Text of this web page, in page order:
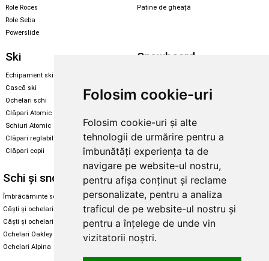
Folosim cookie-uri
Folosim cookie-uri și alte
tehnologii de urmărire pentru a
îmbunătăți experiența ta de
navigare pe website-ul nostru,
pentru afișa conținut și reclame
personalizate, pentru a analiza
traficul de pe website-ul nostru și
pentru a înțelege de unde vin
vizitatorii noștri.
Role Roces
Role Seba
Powerslide
Patine de gheață
Ski
Echipament ski
Cască ski
Ochelari schi
Clăpari Atomic
Schiuri Atomic
Clăpari reglabili
Clăpari copii
Snowboard
Echipament snowboard
Legături Rome SDS
Skate & longboard
Santa Cruz
Enuff Skateboards
Schi și snowboard
Îmbrăcăminte schi și snowboard
Căști și ochelari de iarnă
Căști și ochelari Alpina
Ochelari Oakley
Ochelari Alpina
Diverse
Cum aleg rolele
Cum aleg ochelarii
Ochelari de soare Oakley
Ochelari de soare Alpina